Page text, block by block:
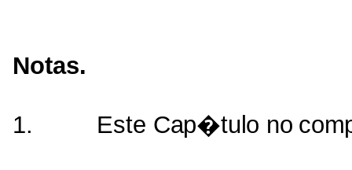
Notas.
1. Este Cap�tulo no